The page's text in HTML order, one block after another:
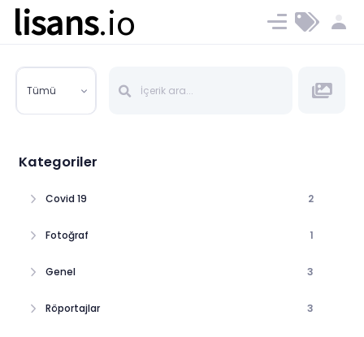
lisans.io Ücret ve Planlar
Tümü
Kategoriler
Covid 19 2
Fotoğraf 1
Genel 3
Röportajlar 3